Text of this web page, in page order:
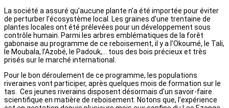
La société a assuré qu’aucune plante n’a été importée pour éviter
de perturber l’écosystème local. Les graines d’une trentaine de
plantes locales ont été prélevées pour un développement sous
contrôle humain. Parmi les arbres emblématiques de la forêt
gabonaise au programme de ce reboisement, il y a l’Okoumé, le Tali,
le Moubala, l’Azobé, le Padouk,… tous des bois précieux et très
prisés sur le marché international.
Pour le bon déroulement de ce programme, les populations
riveraines vont participer, après quelques mois de formation sur le
tas. Ces jeunes riverains disposent désormais d’un savoir-faire
scientifique en matière de reboisement. Notons que, l’expérience